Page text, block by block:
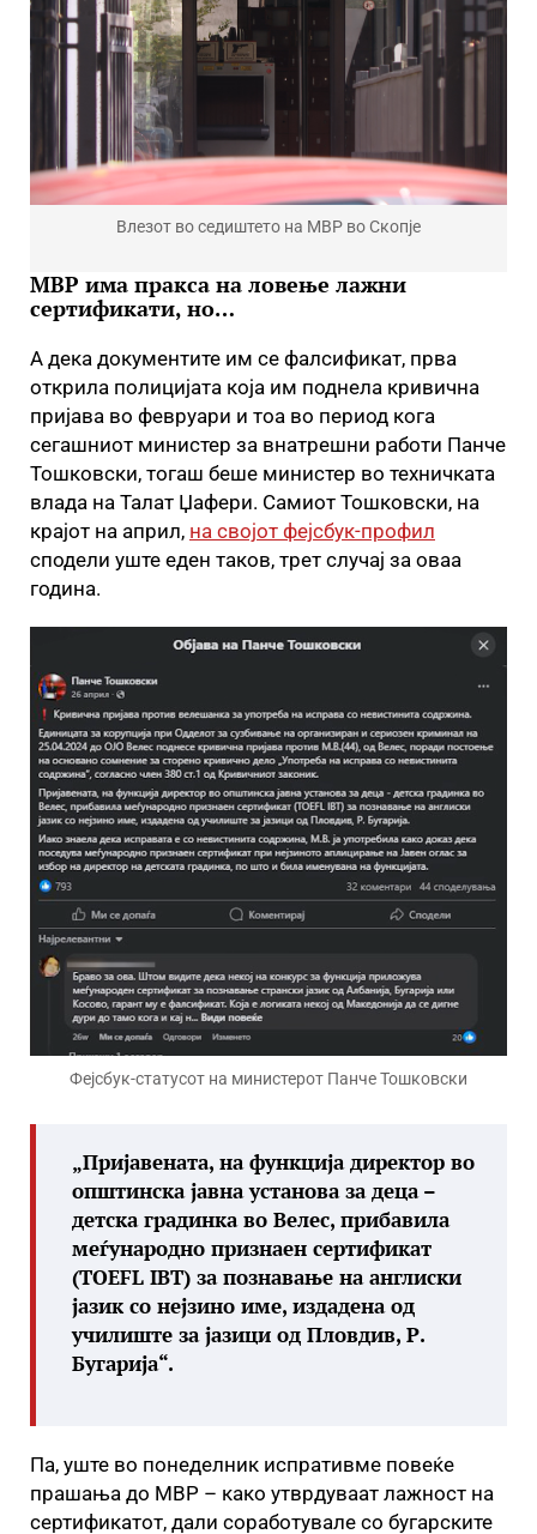
Влезот во седиштето на МВР во Скопје
МВР има пракса на ловење лажни
сертификати, но…
А дека документите им се фалсификат, прва
открила полицијата која им поднела кривична
пријава во февруари и тоа во период кога
сегашниот министер за внатрешни работи Панче
Тошковски, тогаш беше министер во техничката
влада на Талат Џафери. Самиот Тошковски, на
крајот на април, на својот фејсбук-профил
сподели уште еден таков, трет случај за оваа
година.
Фејсбук-статусот на министерот Панче Тошковски
„Пријавената, на функција директор во
општинска јавна установа за деца –
детска градинка во Велес, прибавила
меѓународно признаен сертификат
(TOEFL IBT) за познавање на англиски
јазик со нејзино име, издадена од
училиште за јазици од Пловдив, Р.
Бугарија“.
Па, уште во понеделник испративме повеќе
прашања до МВР – како утврдуваат лажност на
сертификатот, дали соработувале со бугарските